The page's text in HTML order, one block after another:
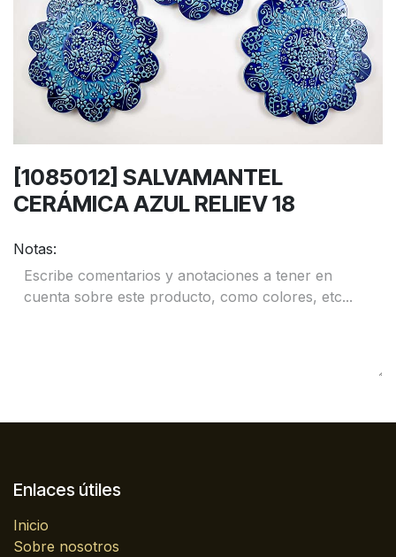
[1085012] SALVAMANTEL
CERÁMICA AZUL RELIEV 18
Notas:
Enlaces útiles
Inicio
Sobre nosotros